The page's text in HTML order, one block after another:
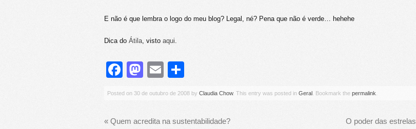
E não é que lembra o logo do meu blog? Legal, né? Pena que não é verde… hehehe
Dica do Átila , visto aqui
Facebook
Mastodon
Email
Posted on 30 de outubro de 2008 by Claudia Chow. This entry was posted in Geral . Bookmark the permalink
« Quem acredita na sustentabilidade? O poder das estrelas